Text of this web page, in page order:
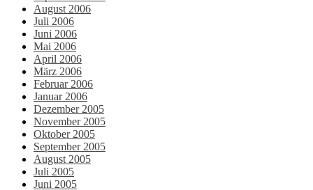
August 2006
Juli 2006
Juni 2006
Mai 2006
April 2006
März 2006
Februar 2006
Januar 2006
Dezember 2005
November 2005
Oktober 2005
September 2005
August 2005
Juli 2005
Juni 2005